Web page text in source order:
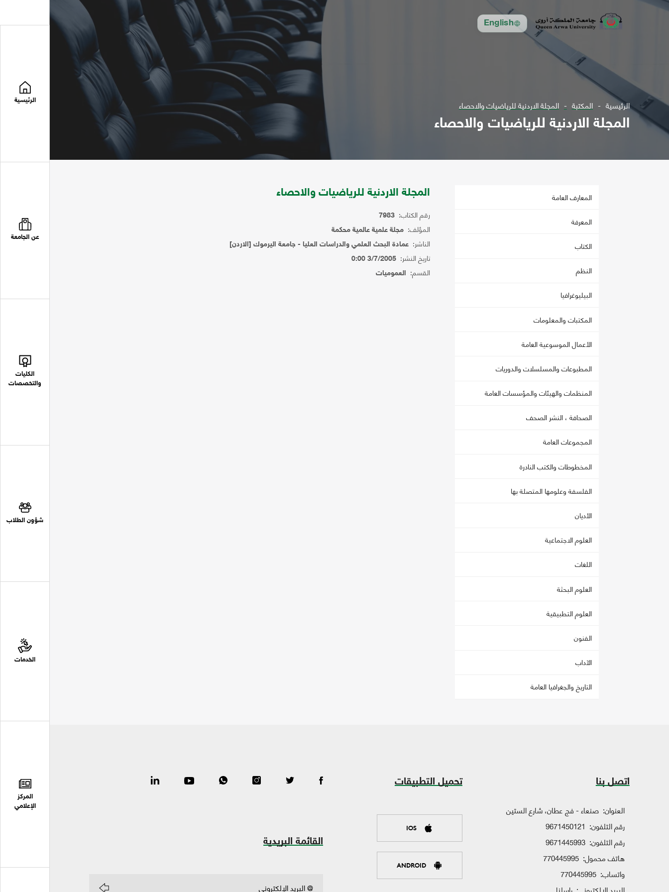
English
الرئيسية
عن الجامعة
الكليات
والتخصصات
شؤون الطلاب
الخدمات
المركز
الإعلامي
الرئيسية المكتبة المجلة الاردنية للرياضيات والاحصاء
المجلة الاردنية للرياضيات والاحصاء
المعارف العامة
المعرفة
الكتاب
النظم
البيليوغرافيا
المكتبات والمعلومات
الأعمال الموسوعية العامة
المطبوعات والمسلسلات والدوريات
المنظمات والهيئات والمؤسسات العامة
الصحافة ، النشر الصحف
المجموعات العامة
المخطوطات والكتب النادرة
الفلسفة وعلومها المتصلة بها
الأديان
العلوم الاجتماعية
اللغات
العلوم البحثة
العلوم التطبيقية
الفنون
الآداب
التاريخ والجغرافيا العامة
المجلة الاردنية للرياضيات والاحصاء
رقم الكتاب: 7983
المؤلف: مجلة علمية عالمية محكمة
الناشر: عمادة البحث العلمي والدراسات العليا - جامعة اليرموك [الاردن]
تاريخ النشر: 3/7/2005 0:00
القسم: العموميات
اتصل بنا
العنوان: صنعاء - فج عطان، شارع الستين
رقم التلفون: 9671450121
رقم التلفون: 9671445993
هاتف محمول: 770445995
واتساب: 770445995
تحميل التطبيقات
IOS
ANDROID
القائمة البريدية